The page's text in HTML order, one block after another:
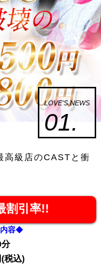
LOVE'S NEWS
01.
級店のCASTと衝
割引率!!
容◆
(税込)